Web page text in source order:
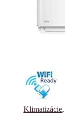
Klimatizácie,